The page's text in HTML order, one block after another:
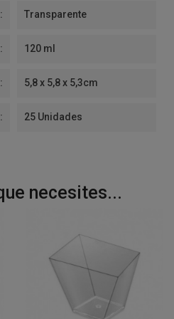
Transparente
120 ml
5,8 x 5,8 x 5,3cm
25 Unidades
necesites...